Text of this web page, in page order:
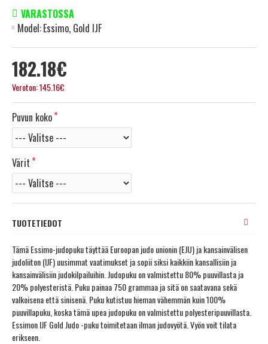
182.18€
Veroton: 145.16€
VARASTOSSA
Model:Essimo, Gold IJF
Puvun koko
Värit
TUOTETIEDOT
Tämä Essimo-judopuku täyttää Euroopan judo unionin (EJU) ja kansainvälisen
judoliiton (IJF) uusimmat vaatimukset ja sopii siksi kaikkiin kansallisiin ja
kansainvälisiin judokilpailuihin. Judopuku on valmistettu 80% puuvillasta ja
20% polyesteristä. Puku painaa 750 grammaa ja sitä on saatavana sekä
valkoisena että sinisenä. Puku kutistuu hieman vähemmän kuin 100%
puuvillapuku, koska tämä upea judopuku on valmistettu polyesteripuuvillasta.
Essimon IJF Gold Judo -puku toimitetaan ilman judovyötä. Vyön voit tilata
erikseen.